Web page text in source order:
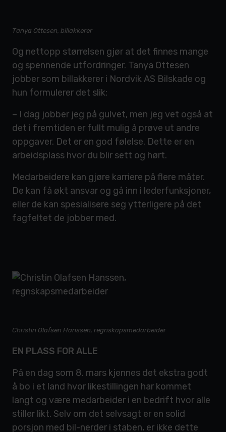
Tanya Ottesen, billakkerer
Og nettopp størrelsen gjør at det finnes mange
og spennende utfordringer. Tanya Ottesen
jobber som billakkerer i Nordvik AS Bilskade og
hun formulerer det slik:
– I dag jobber jeg på gulvet, men jeg vet også at
det i fremtiden er fullt mulig å prøve ut andre
oppgaver. Det er en god følelse. Dette er en
arbeidsplass hvor du blir sett og hørt.
Medarbeidere kan gjøre karriere på flere måter.
De kan få økt ansvar og gå inn i lederfunksjoner,
eller de kan spesialisere seg ytterligere på det
fagfeltet de jobber med.
Christin Olafsen Hanssen, regnskapsmedarbeider
EN PLASS FOR ALLE
På en dag som 8. mars kjennes det ekstra godt
å bo i et land hvor likestillingen har kommet
langt og være medarbeider i en bedrift hvor alle
stiller likt. Selv om det selvsagt er en solid
porsjon med bil-nerder i staben, er ikke dette